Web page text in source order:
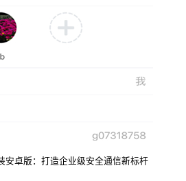
安卓版：打造企业级安全通信新标杆